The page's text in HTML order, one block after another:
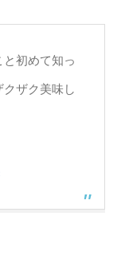
初めて知っ
ザク美味し